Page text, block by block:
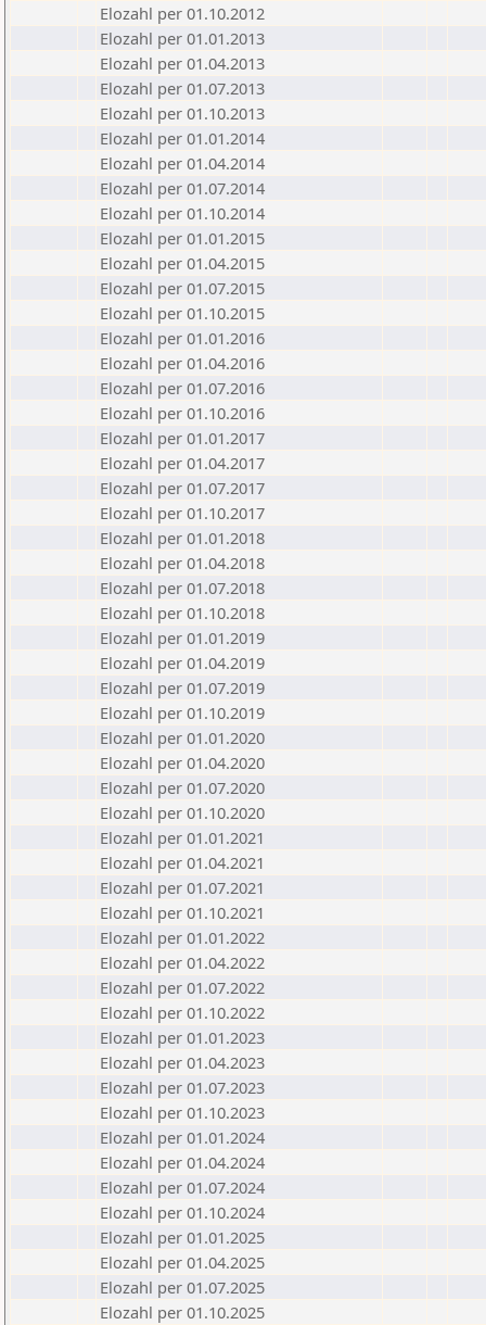
Elozahl per 01.10.2012
Elozahl per 01.01.2013
Elozahl per 01.04.2013
Elozahl per 01.07.2013
Elozahl per 01.10.2013
Elozahl per 01.01.2014
Elozahl per 01.04.2014
Elozahl per 01.07.2014
Elozahl per 01.10.2014
Elozahl per 01.01.2015
Elozahl per 01.04.2015
Elozahl per 01.07.2015
Elozahl per 01.10.2015
Elozahl per 01.01.2016
Elozahl per 01.04.2016
Elozahl per 01.07.2016
Elozahl per 01.10.2016
Elozahl per 01.01.2017
Elozahl per 01.04.2017
Elozahl per 01.07.2017
Elozahl per 01.10.2017
Elozahl per 01.01.2018
Elozahl per 01.04.2018
Elozahl per 01.07.2018
Elozahl per 01.10.2018
Elozahl per 01.01.2019
Elozahl per 01.04.2019
Elozahl per 01.07.2019
Elozahl per 01.10.2019
Elozahl per 01.01.2020
Elozahl per 01.04.2020
Elozahl per 01.07.2020
Elozahl per 01.10.2020
Elozahl per 01.01.2021
Elozahl per 01.04.2021
Elozahl per 01.07.2021
Elozahl per 01.10.2021
Elozahl per 01.01.2022
Elozahl per 01.04.2022
Elozahl per 01.07.2022
Elozahl per 01.10.2022
Elozahl per 01.01.2023
Elozahl per 01.04.2023
Elozahl per 01.07.2023
Elozahl per 01.10.2023
Elozahl per 01.01.2024
Elozahl per 01.04.2024
Elozahl per 01.07.2024
Elozahl per 01.10.2024
Elozahl per 01.01.2025
Elozahl per 01.04.2025
Elozahl per 01.07.2025
Elozahl per 01.10.2025